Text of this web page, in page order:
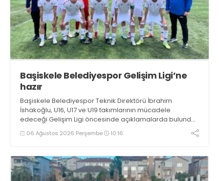
Başiskele Belediyespor Gelişim Ligi’ne
hazır
Başiskele Belediyespor Teknik Direktörü İbrahim
İshakoğlu, U16, U17 ve U19 takımlarının mücadele
edeceği Gelişim Ligi öncesinde açıklamalarda bulundu.
Genç oyuncuların gelişimine dikkat çeken İshakoğlu,
hedeflerinin sadece sonuç almak değil, Türk futboluna
06 Ağustos 2026 Perşembe 10:16